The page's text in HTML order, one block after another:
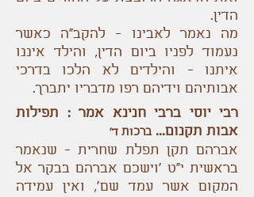
הדין.
מה נאמר לאבינו - להקב“ה כאשר
נעמוד לפניו ביום הדין, והילד איננו
איתנו - והילדים לא הלכו בדרכי
אבותיהם וידיהם רפו מדבריו יתברך.
רבי יוסי ברבי חנינא אמר : תפילות
אבות תקנום...ברכות ד'
אברהם תקן תפלת שחרית - שנאמר
בראשית י"ט 'וישכם אברהם בבקר אל
המקום אשר עמד שם', ואין עמידה